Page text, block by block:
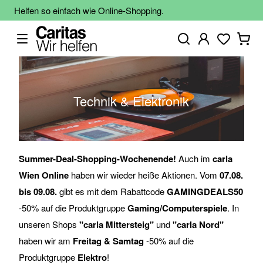
Helfen so einfach wie Online-Shopping.
Technik & Elektronik
Summer-Deal-Shopping-Wochenende! Auch im carla
Wien Online haben wir wieder heiße Aktionen. Vom 07.08.
bis 09.08.gibt es mit dem RabattcodeGAMINGDEALS50
-50% auf die ProduktgruppeGaming/Computerspiele. In
unseren Shops "carla Mittersteig" und"carla Nord"
haben wir am Freitag & Samtag-50% auf die
Produktgruppe Elektro!